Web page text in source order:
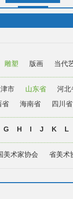
雕塑 版画 当代
市 山东省
河北
省 海南省 四川省
G H I J K L
美术家协会 省美术